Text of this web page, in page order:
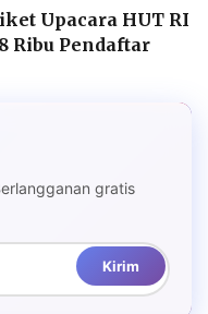
Upacara HUT RI
Ribu Pendaftar
gratis
Kirim